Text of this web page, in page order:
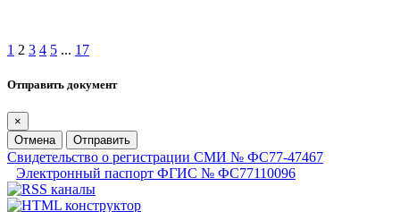
1 2 3 4 5 ... 17
Отправить документ
×
Отмена
Отправить
Свидетельство о регистрации СМИ № ФС77-47467
Электронный паспорт ФГИС № ФС77110096